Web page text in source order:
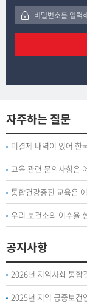
자주하는 질문
교육 관련 문의사항은
통합건강증진 교육은
우리 보건소의 이수율
공지사항
2026년 지역사회 통합
2025년 지역 공중보건